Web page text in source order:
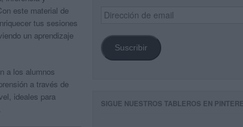
este material de
tus sesiones
un aprendizaje
a los alumnos
a través de
ideales para
Dirección
de
Suscribir
SIGUE NUESTROS TABLEROS EN